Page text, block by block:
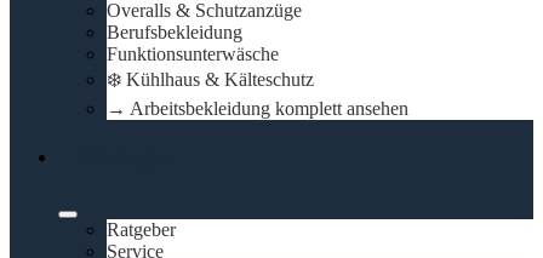
Overalls & Schutzanzüge
Berufsbekleidung
Funktionsunterwäsche
❄️ Kühlhaus & Kälteschutz
→ Arbeitsbekleidung komplett ansehen
Ratgeber
Service